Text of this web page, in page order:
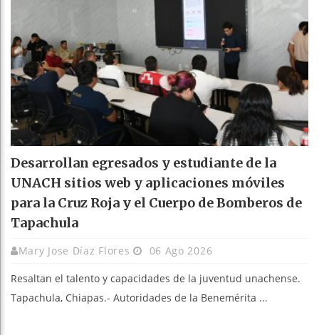
Desarrollan egresados y estudiante de la
UNACH sitios web y aplicaciones móviles
para la Cruz Roja y el Cuerpo de Bomberos de
Tapachula
Mary Jose Díaz Flores 06 Ago 2026
Resaltan el talento y capacidades de la juventud unachense.
Tapachula, Chiapas.- Autoridades de la Benemérita ...